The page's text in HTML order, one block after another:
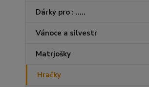
Dárky pro : .....
Vánoce a silvestr
Matrjošky
Hračky